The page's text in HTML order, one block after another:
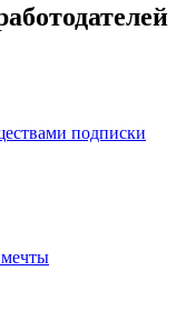
подписки